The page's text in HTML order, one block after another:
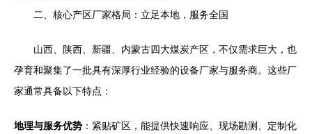
二、核心产区厂家格局：立足本地，服务全国
山西、陕西、新疆、内蒙古四大煤炭产区，不仅需求巨大，也
孕育和聚集了一批具有深厚行业经验的设备厂家与服务商。这些厂
家通常具备以下特点：
地理与服务优势 ：紧贴矿区，能提供快速响应、现场勘测、定制化